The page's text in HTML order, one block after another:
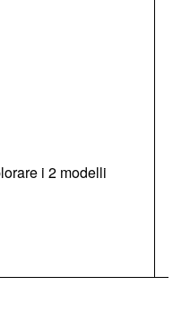
i 2 modelli